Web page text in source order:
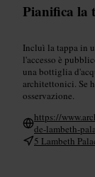
Pianifica la
Incluì la tappa in
l'accesso è
una bottiglia
architettonici. Se
osservazione.
https://
de-lambeth-
5 Lambeth